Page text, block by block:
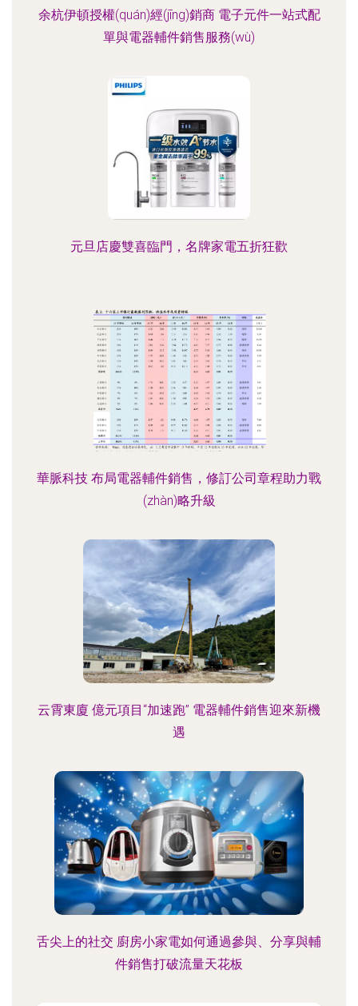
余杭伊頓授權(quán)經(jīng)銷商 電子元件一站式配
單與電器輔件銷售服務(wù)
元旦店慶雙喜臨門，名牌家電五折狂歡
華脈科技 布局電器輔件銷售，修訂公司章程助力戰
(zhàn)略升級
云霄東廈 億元項目“加速跑” 電器輔件銷售迎來新機
遇
舌尖上的社交 廚房小家電如何通過參與、分享與輔
件銷售打破流量天花板